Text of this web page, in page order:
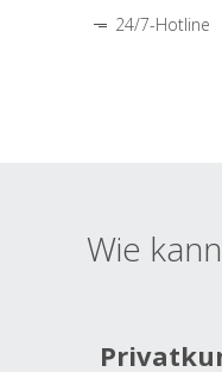
24/7-Hotline
Wie